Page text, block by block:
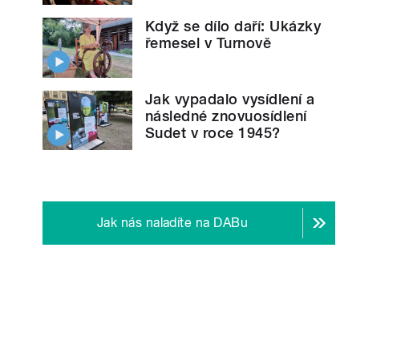
Když se dílo daří: Ukázky
řemesel v Turnově
Jak vypadalo vysídlení a
následné znovuosídlení
Sudet v roce 1945?
Jak nás naladíte na DABu